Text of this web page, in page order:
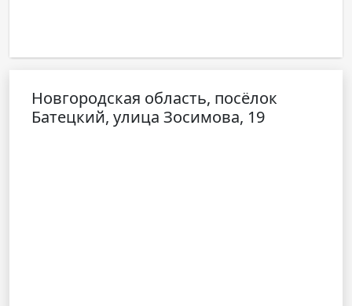
Новгородская область, посёлок
Батецкий, улица Зосимова, 19